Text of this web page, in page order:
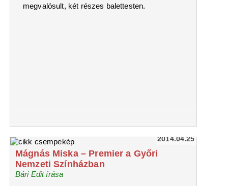
megvalósult, két részes balettesten.
2014.04.25
Mágnás Miska – Premier a Győri
Nemzeti Színházban
Bári Edit írása